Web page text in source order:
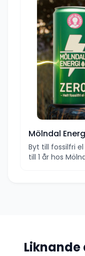
Mölndal
Byt till fossilfri
till 1 år hos